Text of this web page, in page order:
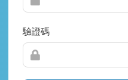
驗證碼